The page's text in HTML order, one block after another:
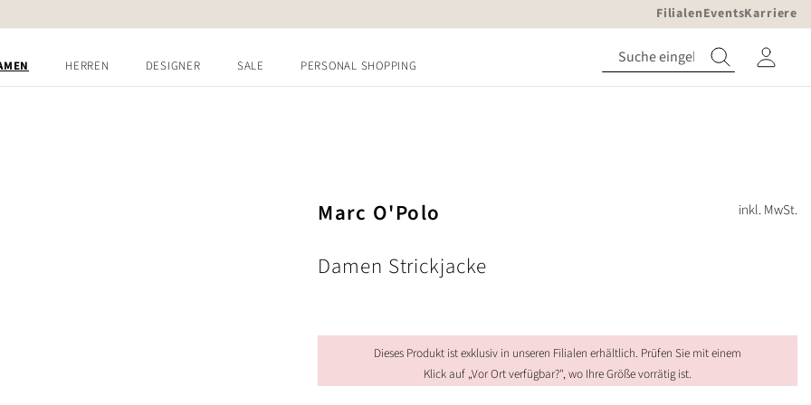
FilialenEventsKarriere
HERREN DESIGNER SALE PERSONAL SHOPPING
Marc O'Polo
Damen Strickjacke
inkl. MwSt.
Dieses Produkt ist exklusiv in unseren Filialen erhältlich. Prüfen Sie mit einem
Klick auf „Vor Ort verfügbar?", wo Ihre Größe vorrätig ist.